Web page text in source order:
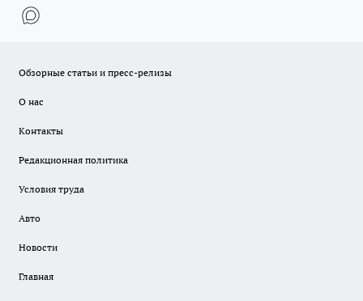
Обзорные статьи и пресс-релизы
О нас
Контакты
Редакционная политика
Условия труда
Авто
Новости
Главная